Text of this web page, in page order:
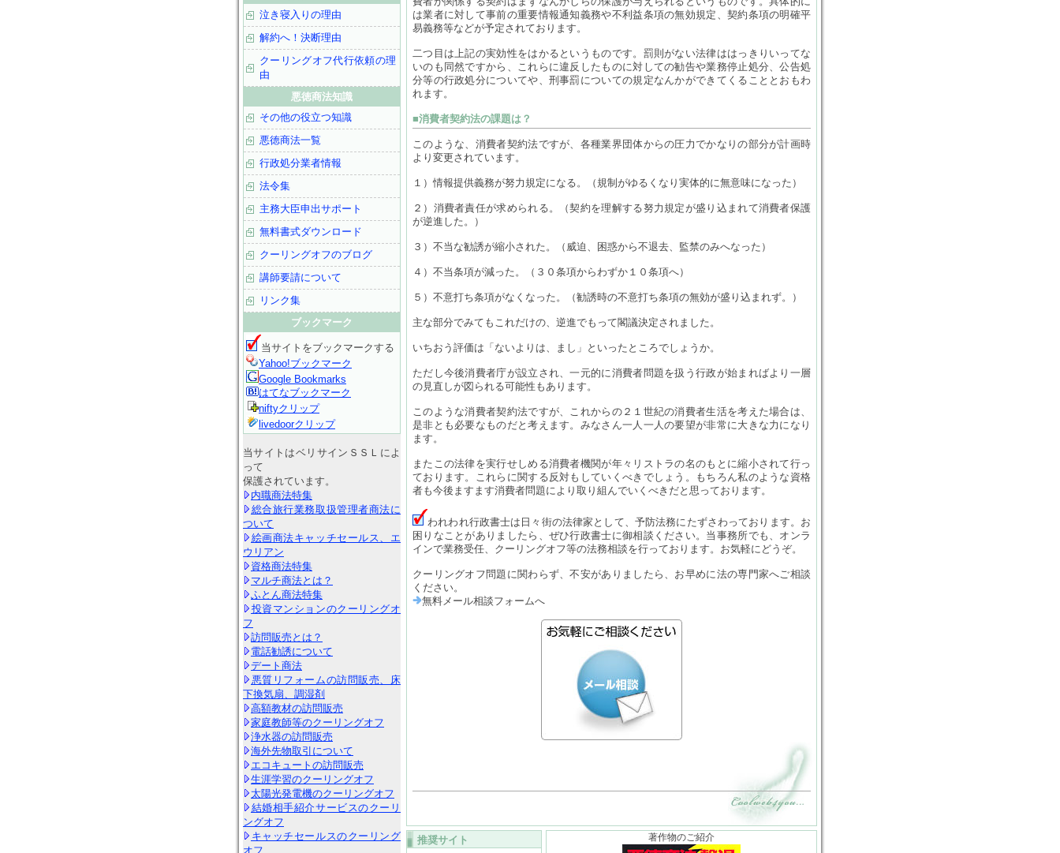
は業者に対して事前の重要情報通知義務や不利益条項の無効規定、契約条項の明確平
易義務等などが予定されております。
二つ目は上記の実効性をはかるというものです。罰則がない法律ははっきりいってな
いのも同然ですから、これらに違反したものに対しての勧告や業務停止処分、公告処
分等の行政処分についてや、刑事罰についての規定なんかができてくることとおもわ
れます。
■消費者契約法の課題は？
このような、消費者契約法ですが、各種業界団体からの圧力でかなりの部分が計画時
より変更されています。
１）情報提供義務が努力規定になる。（規制がゆるくなり実体的に無意味になった）
２）消費者責任が求められる。（契約を理解する努力規定が盛り込まれて消費者保護
が逆進した。）
３）不当な勧誘が縮小された。（威迫、困惑から不退去、監禁のみへなった）
４）不当条項が減った。（３０条項からわずか１０条項へ）
５）不意打ち条項がなくなった。（勧誘時の不意打ち条項の無効が盛り込まれず。）
主な部分でみてもこれだけの、逆進でもって閣議決定されました。
いちおう評価は「ないよりは、まし」といったところでしょうか。
ただし今後消費者庁が設立され、一元的に消費者問題を扱う行政が始まればより一層
の見直しが図られる可能性もあります。
このような消費者契約法ですが、これからの２１世紀の消費者生活を考えた場合は、
是非とも必要なものだと考えます。みなさん一人一人の要望が非常に大きな力になり
ます。
またこの法律を実行せしめる消費者機関が年々リストラの名のもとに縮小されて行っ
ております。これらに関する反対もしていくべきでしょう。もちろん私のような資格
者も今後ますます消費者問題により取り組んでいくべきだと思っております。
われわれ行政書士は日々街の法律家として、予防法務にたずさわっております。お
困りなことがありましたら、ぜひ行政書士に御相談ください。当事務所でも、オンラ
インで業務受任、クーリングオフ等の法務相談を行っております。お気軽にどうぞ。
クーリングオフ問題に関わらず、不安がありましたら、お早めに法の専門家へご相談
ください。
無料メール相談フォームへ
推奨サイト 著作物のご紹介
泣き寝入りの理由
解約へ！決断理由
クーリングオフ代行依頼の理
由
悪徳商法知識
その他の役立つ知識
悪徳商法一覧
行政処分業者情報
法令集
主務大臣申出サポート
無料書式ダウンロード
クーリングオフのブログ
講師要請について
リンク集
ブックマーク
当サイトをブックマークする
Yahoo!ブックマーク
Google Bookmarks
はてなブックマーク
niftyクリップ
livedoorクリップ
当サイトはベリサインＳＳＬによ
って
保護されています。
内職商法特集
総合旅行業務取扱管理者商法に
ついて
絵画商法キャッチセールス、エ
ウリアン
資格商法特集
マルチ商法とは？
ふとん商法特集
投資マンションのクーリングオ
フ
訪問販売とは？
電話勧誘について
デート商法
悪質リフォームの訪問販売、床
下換気扇、調湿剤
高額教材の訪問販売
家庭教師等のクーリングオフ
浄水器の訪問販売
海外先物取引について
エコキュートの訪問販売
生涯学習のクーリングオフ
太陽光発電機のクーリングオフ
結婚相手紹介サービスのクーリ
ングオフ
キャッチセールスのクーリング
オフ